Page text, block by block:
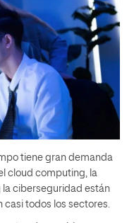
tiene gran demanda
cloud computing, la
la ciberseguridad están
todos los sectores.